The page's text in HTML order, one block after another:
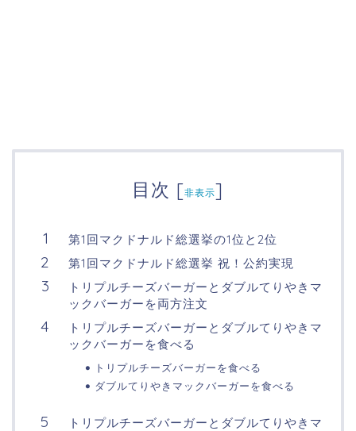
目次 [非表示]
第1回マクドナルド総選挙の1位と2位
第1回マクドナルド総選挙 祝！公約実現
トリプルチーズバーガーとダブルてりやきマ
ックバーガーを両方注文
トリプルチーズバーガーとダブルてりやきマ
ックバーガーを食べる
トリプルチーズバーガーを食べる
ダブルてりやきマックバーガーを食べる
トリプルチーズバーガーとダブルてりやきマ